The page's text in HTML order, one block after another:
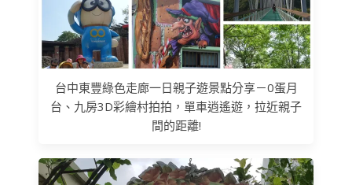
台中東豐綠色走廊一日親子遊景點分享－0蛋月
台、九房3D彩繪村拍拍，單車逍遙遊，拉近親子
間的距離!